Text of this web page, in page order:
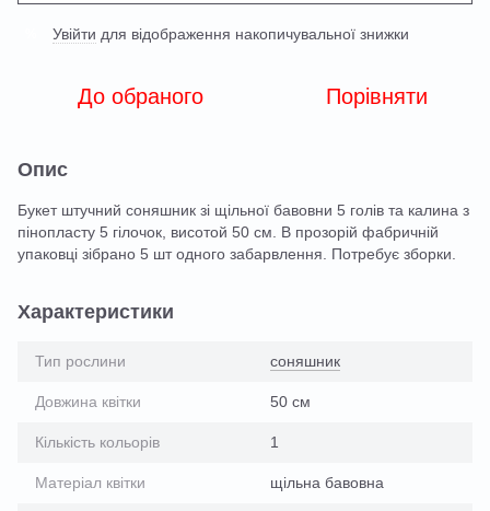
Увійти для відображення накопичувальної знижки
До обраного Порівняти
Опис
Букет штучний соняшник зі щільної бавовни 5 голів та калина з
пінопласту 5 гілочок, висотой 50 см. В прозорій фабричній
упаковці зібрано 5 шт одного забарвлення. Потребує зборки.
Характеристики
Тип рослини соняшник
Довжина квітки 50 см
Кількість кольорів 1
Матеріал квітки щільна бавовна